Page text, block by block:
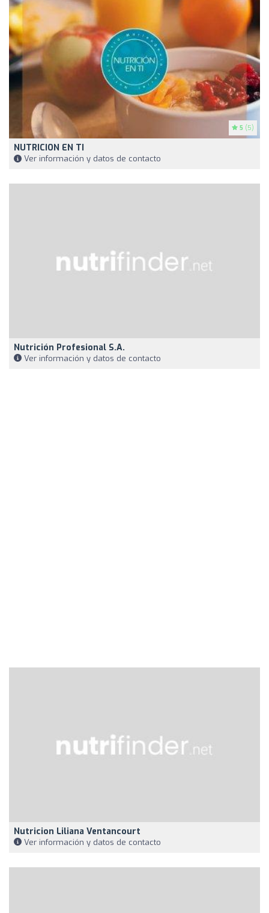
5 (5)
NUTRICION EN TI
Ver información y datos de contacto
Nutrición Profesional S.a.
Ver información y datos de contacto
Nutricion Liliana Ventancourt
Ver información y datos de contacto